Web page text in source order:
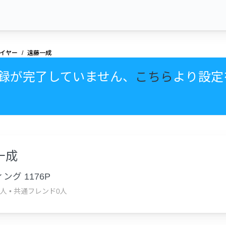
ヤー 遠藤一成
が完了していません、 こちら より設
成
ング 1176P
• 共通フレンド0人